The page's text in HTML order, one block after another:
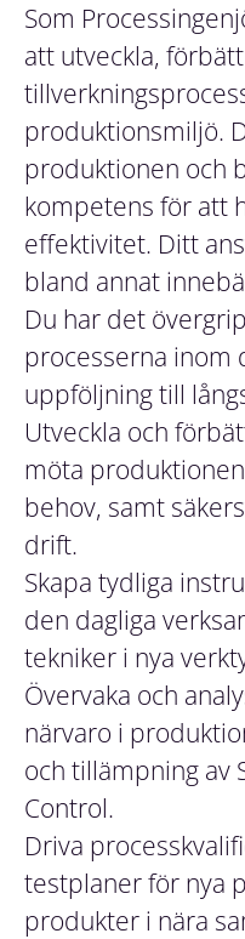
Som
att utveckla,
produktionsmiljö.
produktionen och
kompetens för att
effektivitet. Ditt
bland annat
Du har det
processerna inom
uppföljning till
Utveckla och
möta
behov, samt
drift.
Skapa tydliga
den dagliga
tekniker i nya
Övervaka och
närvaro i
och tillämpning av
Control.
Driva
testplaner för nya
produkter i nära